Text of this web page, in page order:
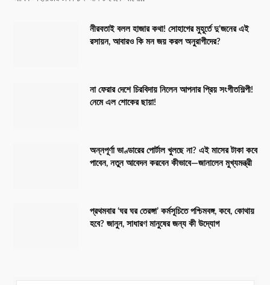
নীরবতাই বলল হাজার কথা! সোহাগের মুহূর্তে দু’জনের এই
রসায়ন, আবারও কি মন জয় করল অনুরাগীদের?
না ফেরার দেশে চিরবিদায় নিলেন আপনার প্রিয় সংগীতশিল্পী!
নেমে এল শোকের ছায়া!
অন্নপূর্ণা ভাণ্ডারের পোর্টাল খুলছে না? এই মাসের টাকা কবে
পাবেন, নতুন আবেদন করবেন কীভাবে—জানালেন মুখ্যমন্ত্রী
প্রথমবার ‘ঘর ঘর তেরঙ্গা’ কর্মসূচিতে পশ্চিমবঙ্গ, কবে, কোথায়
হবে? জানুন, সাধারণ মানুষের জন্য কী উদ্যোগ